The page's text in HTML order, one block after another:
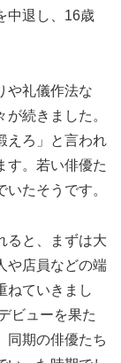
中退し、16歳
や礼儀作法な
続きました。
えろ」と言われ
す。若い俳優た
たそうです。
ると、まずは大
や店員などの端
ねていきまし
ビューを果た
同期の俳優たち